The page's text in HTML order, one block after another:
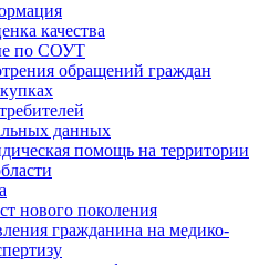
качества
по СОУТ
обращений граждан
данных
помощь на территории
нового поколения
гражданина на медико-